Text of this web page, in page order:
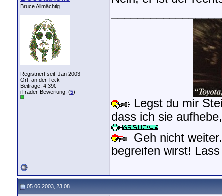
Bruce Allmächtig
Registriert seit: Jan 2003
Ort: an der Teck
Beiträge: 4.390
iTrader-Bewertung: (5)
Legst du mir
dass ich sie
Geh nicht
begreifen wirst!
05.06.2003, 23:08